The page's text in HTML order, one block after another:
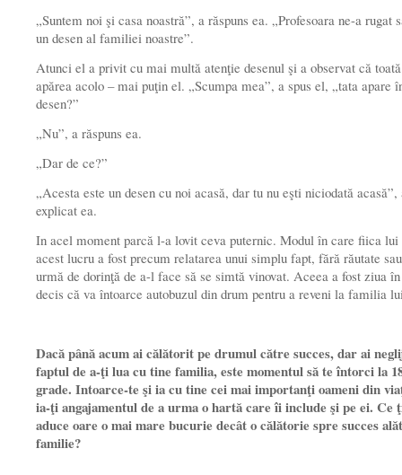
„Suntem noi şi casa noastră”, a răspuns ea. „Profesoara ne-a rugat
un desen al familiei noastre”.
Atunci el a privit cu mai multă atenţie desenul şi a observat că
apărea acolo – mai puţin el. „Scumpa mea”, a spus el, „tata apare
desen?”
„Nu”, a răspuns ea.
„Dar de ce?”
„Acesta este un desen cu noi acasă, dar tu nu eşti niciodată acasă”,
explicat ea.
In acel moment parcă l-a lovit ceva puternic. Modul în care fiica lui
acest lucru a fost precum relatarea unui simplu fapt, fără răutate
urmă de dorinţă de a-l face să se simtă vinovat. Aceea a fost ziua
decis că va întoarce autobuzul din drum pentru a reveni la familia
Dacă până acum ai călătorit pe drumul către succes, dar ai
faptul de a-ţi lua cu tine familia, este momentul să te întorci la
grade. Intoarce-te şi ia cu tine cei mai impor­tanţi oameni din
ia-ţi angajamentul de a urma o hartă care îi include şi pe ei. Ce
aduce oare o mai mare bucurie decât o călătorie spre succes
familie?